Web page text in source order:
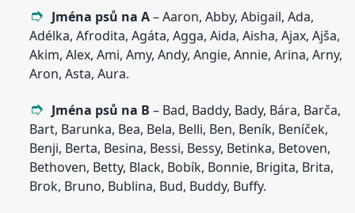
Jména psů na A– Aaron, Abby, Abigail, Ada,
Adélka, Afrodita, Agáta, Agga, Aida, Aisha, Ajax, Ajša,
Akim, Alex, Ami, Amy, Andy, Angie, Annie, Arina, Arny,
Aron, Asta, Aura.
Jména psů na B – Bad, Baddy, Bady, Bára, Barča,
Bart, Barunka, Bea, Bela, Belli, Ben, Beník, Beníček,
Benji, Berta, Besina, Bessi, Bessy, Betinka, Betoven,
Bethoven, Betty, Black, Bobík, Bonnie, Brigita, Brita,
Brok, Bruno, Bublina, Bud, Buddy, Buffy.